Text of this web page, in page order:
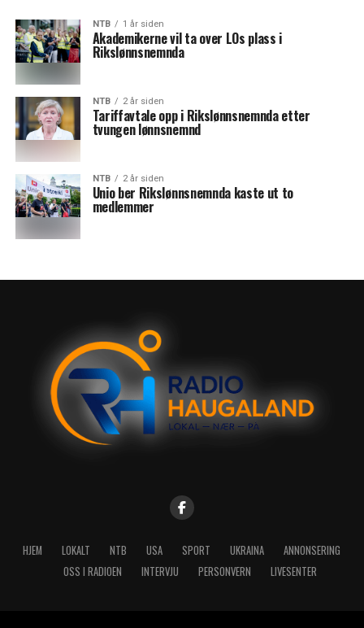
NTB 1 år siden
Akademikerne vil ta over LOs plass i
Rikslønnsnemnda
NTB 2 år siden
Tariffavtale opp i Rikslønnsnemnda etter
tvungen lønnsnemnd
NTB 2 år siden
Unio ber Rikslønnsnemnda kaste ut to
medlemmer
HJEM LOKALT NTB USA SPORT UKRAINA
ANNONSERING
OSS I RADIOEN
INTERVJU PERSONVERN LIVESENTER